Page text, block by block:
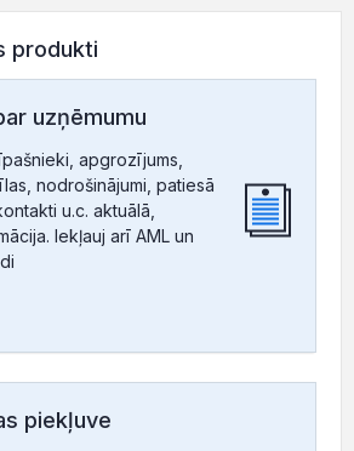
produkti
uzņēmumu
apgrozījums,
nodrošinājumi, patiesā
u.c. aktuālā,
Iekļauj arī AML un
piekļuve